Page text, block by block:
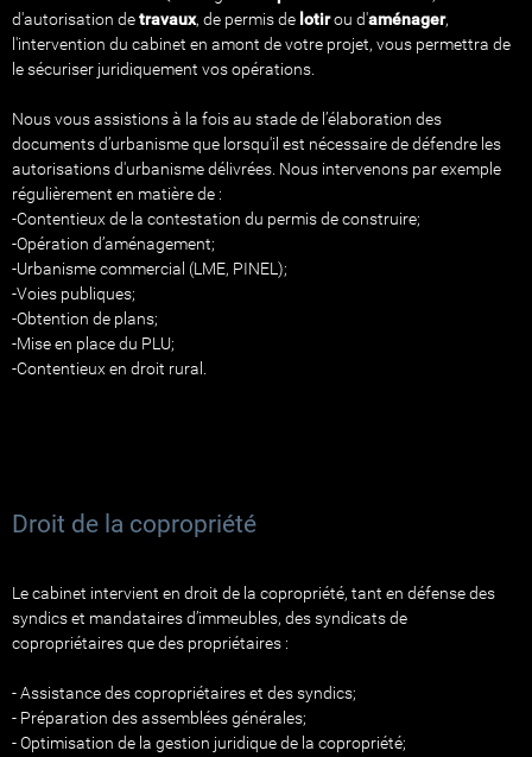
d'autorisation detravaux, de permis de lotirou d'aménager,
l'intervention du cabinet en amont de votre projet, vous permettra de
le sécuriser juridiquement vos opérations.
Nous vous assistions à la fois au stade de l’élaboration des
documents d’urbanisme que lorsqu'il est nécessaire de défendre les
autorisations d'urbanisme délivrées. Nous intervenons par exemple
régulièrement en matière de :
-Contentieux de la contestation du permis de construire;
-Opération d’aménagement;
-Urbanisme commercial (LME, PINEL);
-Voies publiques;
-Obtention de plans;
-Mise en place du PLU;
-Contentieux en droit rural.
Droit de la copropriété
Le cabinet intervient en droit de la copropriété, tant en défense des
syndics et mandataires d’immeubles, des syndicats de
copropriétaires que des propriétaires :
- Assistance des copropriétaires et des syndics;
- Préparation des assemblées générales;
- Optimisation de la gestion juridique de la copropriété;